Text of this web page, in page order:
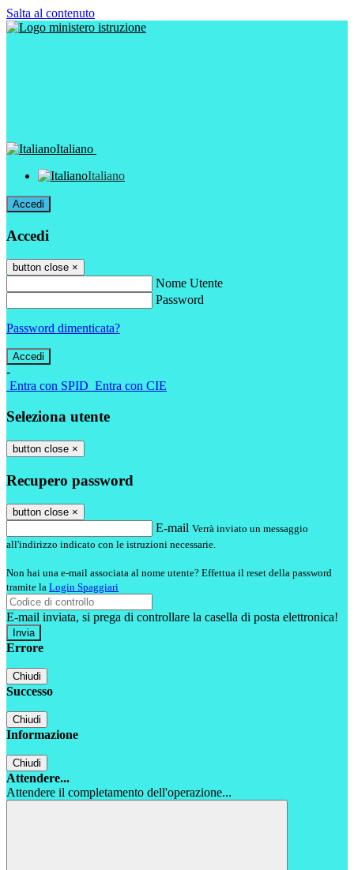
Salta al contenuto
Italiano
Italiano
Accedi
Accedi
button close ×
Nome Utente
Password
Password dimenticata?
-
Entra con SPID Entra con CIE
Seleziona utente
button close ×
Recupero password
button close ×
E-mail Verrà inviato un messaggio
all'indirizzo indicato con le istruzioni necessarie.
Non hai una e-mail associata al nome utente? Effettua il reset della password
tramite la Login Spaggiari
E-mail inviata, si prega di controllare la casella di posta elettronica!
Errore
Chiudi
Successo
Chiudi
Informazione
Chiudi
Attendere...
Attendere il completamento dell'operazione...